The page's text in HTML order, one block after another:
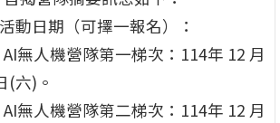
動日期（可擇一報名）：
AI無人機營隊第一梯次：114年 12 月
(六)。
AI無人機營隊第二梯次：114年 12 月